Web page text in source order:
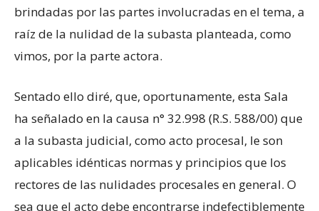
brindadas por las partes involucradas en el tema, a
raíz de la nulidad de la subasta planteada, como
vimos, por la parte actora.
Sentado ello diré‚ que, oportunamente, esta Sala
ha señalado en la causa n° 32.998 (R.S. 588/00) que
a la subasta judicial, como acto procesal, le son
aplicables idénticas normas y principios que los
rectores de las nulidades procesales en general. O
sea que el acto debe encontrarse indefectiblemente